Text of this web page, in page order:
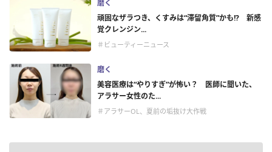
磨く
頑固なザラつき、くすみは“滞留角質”かも!? 新感
覚クレンジン...
＃ビューティーニュース
磨く
美容医療は“やりすぎ”が怖い？ 医師に聞いた、
アラサー女性のた...
＃アラサーOL、夏前の垢抜け大作戦